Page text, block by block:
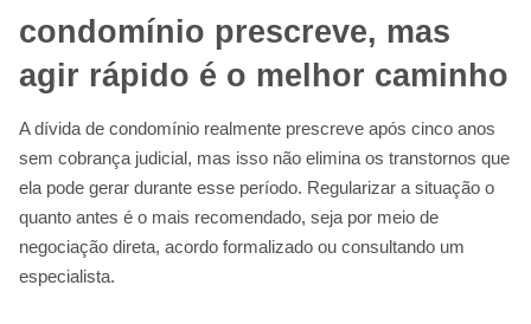
condomínio prescreve, mas
agir rápido é o melhor caminho
A dívida de condomínio realmente prescreve após cinco anos
sem cobrança judicial, mas isso não elimina os transtornos que
ela pode gerar durante esse período. Regularizar a situação o
quanto antes é o mais recomendado, seja por meio de
negociação direta, acordo formalizado ou consultando um
especialista.